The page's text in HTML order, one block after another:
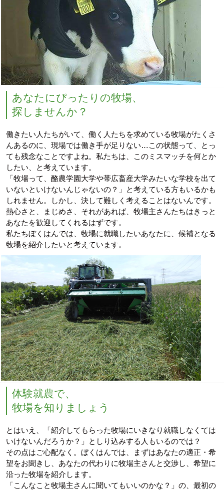
あなたにぴったりの牧場、
探しませんか？
働きたい人たちがいて、働く人たちを求めている牧場がたくさ
んあるのに、現場では働き手が足りない…この状態って、とっ
ても残念なことですよね。私たちは、このミスマッチを何とか
したい、と考えています。
「牧場って、酪農学園大学や帯広畜産大学みたいな学校を出て
いないといけないんじゃないの？」と考えている方もいるかも
しれません。しかし、決して難しく考えることはないんです。
熱心さと、まじめさ、それがあれば、牧場主さんたちはきっと
あなたを歓迎してくれるはずです。
私たちぼくはんでは、牧場に就職したいあなたに、候補となる
牧場を紹介したいと考えています。
体験就農で、
牧場を知りましょう
とはいえ、「紹介してもらった牧場にいきなり就職しなくては
いけないんだろうか？」としり込みする人もいるのでは？
その点はご心配なく。ぼくはんでは、まずはあなたの適正・希
望をお聞きし、あなたの代わりに牧場主さんと交渉し、希望に
沿った牧場を紹介します。
「こんなこと牧場主さんに聞いてもいいのかな？」の、最初の